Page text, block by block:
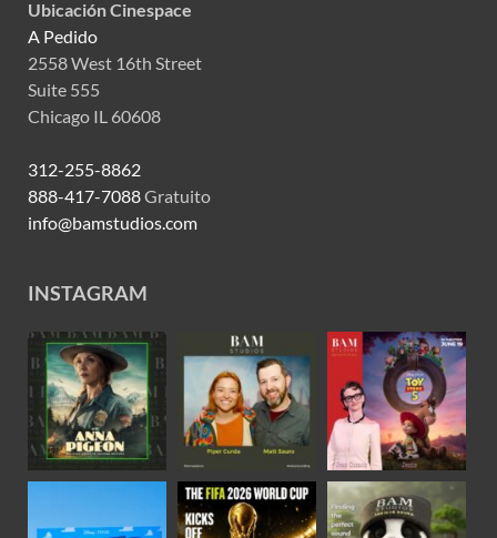
Ubicación Cinespace
A Pedido
2558 West 16th Street
Suite 555
Chicago IL 60608
312-255-8862
888-417-7088Gratuito
info@bamstudios.com
INSTAGRAM